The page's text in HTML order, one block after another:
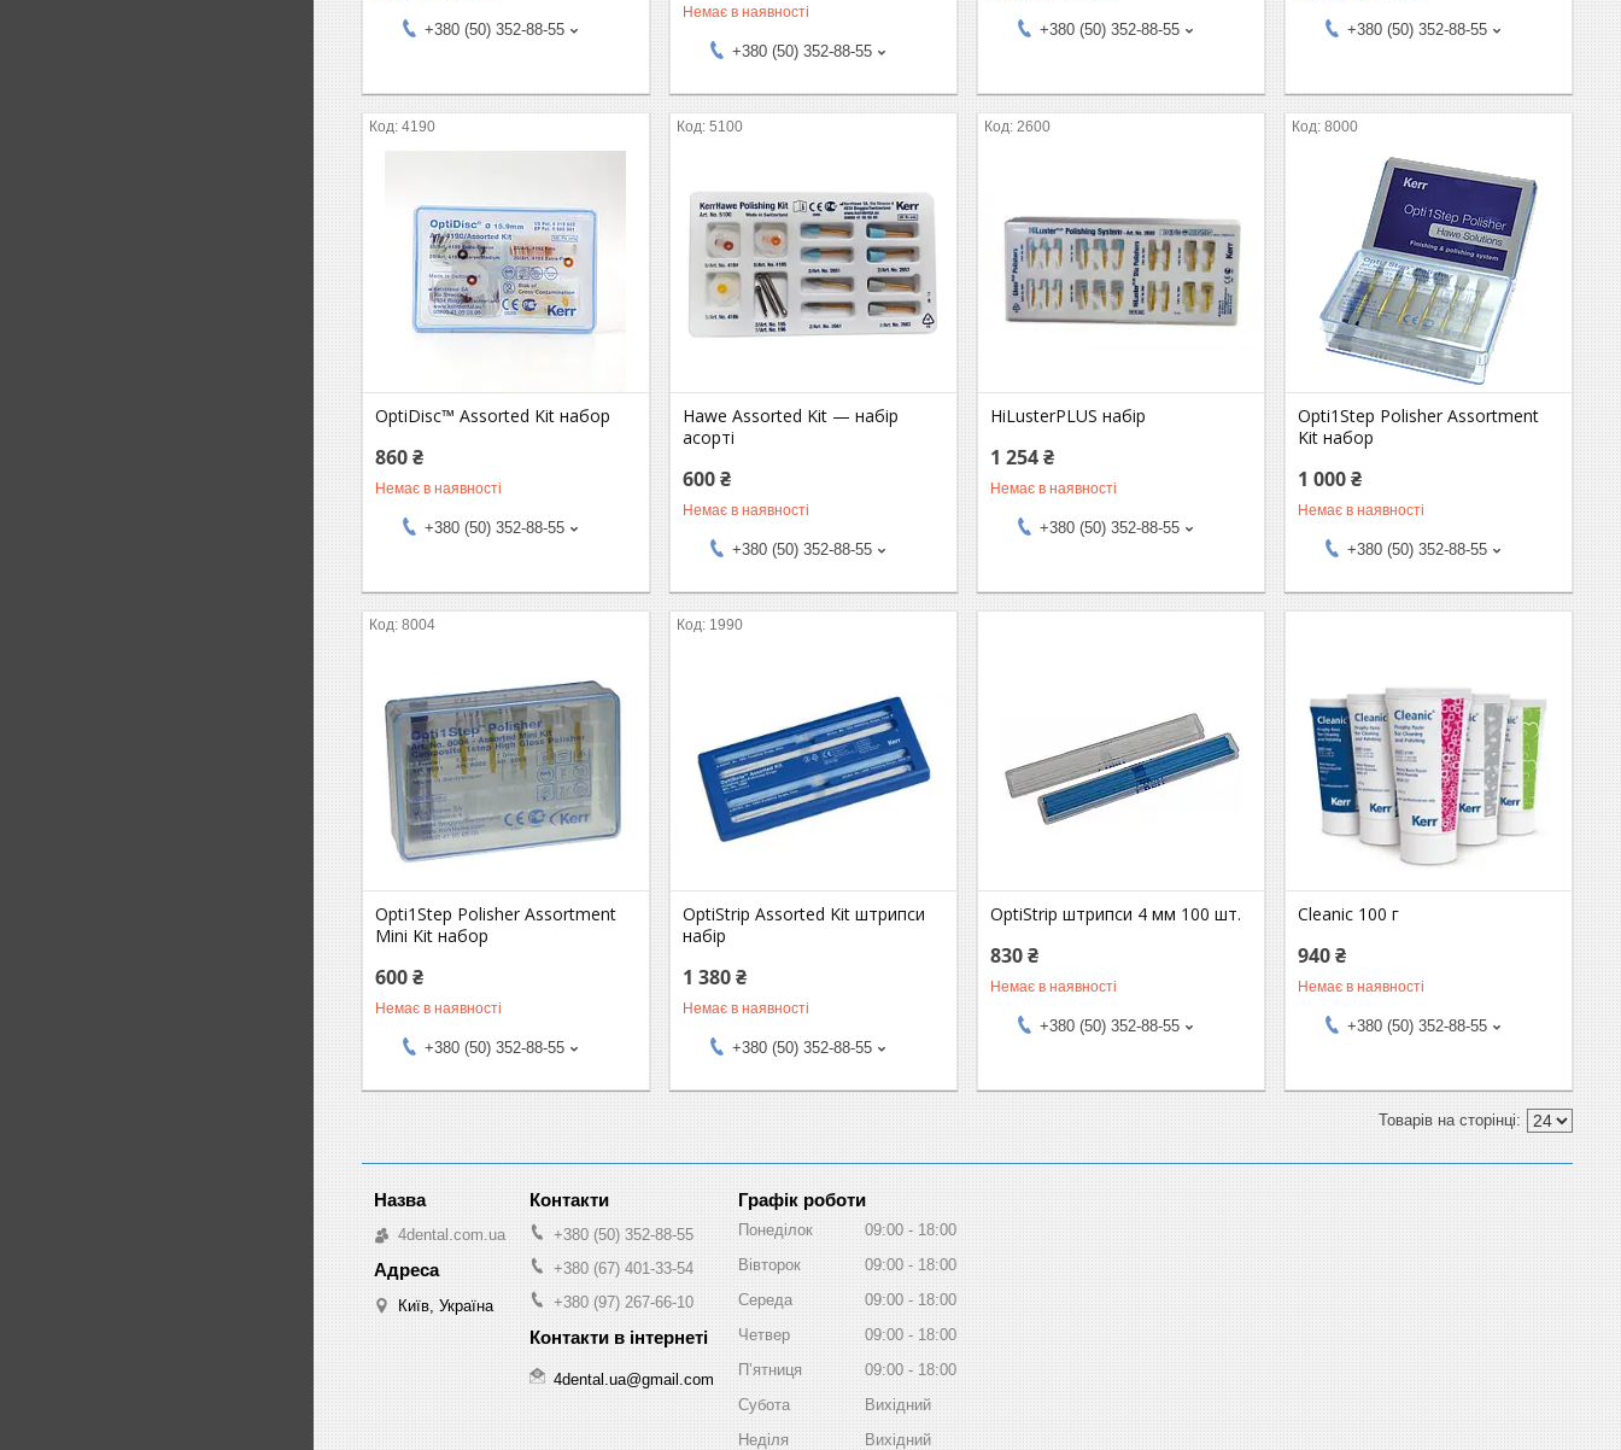
+380 (50) 352-88-55
Немає в наявності
+380 (50) 352-88-55
+380 (50) 352-88-55 +380 (50) 352-88-55
4190
OptiDisc™ Assorted Kit набор
860 ₴
Немає в наявності
+380 (50) 352-88-55
5100
Hawe Assorted Kit — набір
асорті
600 ₴
Немає в наявності
+380 (50) 352-88-55
2600
HiLusterPLUS набір
1 254 ₴
Немає в наявності
+380 (50) 352-88-55
8000
Opti1Step Polisher Assortment
Kit набор
1 000 ₴
Немає в наявності
+380 (50) 352-88-55
8004
Opti1Step Polisher Assortment
Mini Kit набор
600 ₴
Немає в наявності
+380 (50) 352-88-55
1990
OptiStrip Assorted Kit штрипси
набір
1 380 ₴
Немає в наявності
+380 (50) 352-88-55
OptiStrip штрипси 4 мм 100 шт.
830 ₴
Немає в наявності
+380 (50) 352-88-55
Cleanic 100 г
940 ₴
Немає в наявності
+380 (50) 352-88-55
4dental.com.ua
Київ, Україна
+380 (50) 352-88-55
+380 (67) 401-33-54
+380 (97) 267-66-10
4dental.ua@gmail.com
Графік роботи
Понеділок 09:00
18:00
Вівторок
09:00
18:00
Середа
09:00
18:00
Четвер
09:00
18:00
Пʼятниця
09:00
18:00
Субота
Вихідний
Неділя
Вихідний